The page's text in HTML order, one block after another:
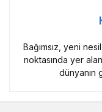
Bağımsız, yeni
noktasında yer
dünyanın